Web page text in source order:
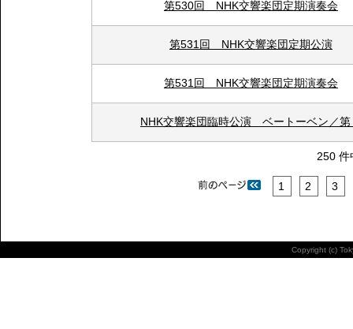
第530回 NHK交響楽団定期演奏会
第531回 NHK交響楽団定期公演
第531回 NHK交響楽団定期演奏会
NHK交響楽団臨時公演 ベートーベン／第
250 件
1 2 3
Copyright (c)